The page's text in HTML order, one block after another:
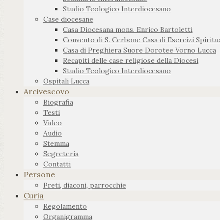
Studio Teologico Interdiocesano
Case diocesane
Casa Diocesana mons. Enrico Bartoletti
Convento di S. Cerbone Casa di Esercizi
Casa di Preghiera Suore Dorotee Vorno Lucca
Recapiti delle case religiose della Diocesi
Studio Teologico Interdiocesano
Ospitali Lucca
Arcivescovo
Biografia
Testi
Video
Audio
Stemma
Segreteria
Contatti
Persone
Preti, diaconi, parrocchie
Curia
Regolamento
Organigramma